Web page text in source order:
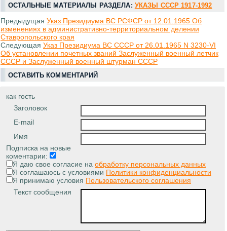
ОСТАЛЬНЫЕ МАТЕРИАЛЫ РАЗДЕЛА: УКАЗЫ СССР 1917-1992
Предыдущая Указ Президиума ВС РСФСР от 12.01.1965 Об
изменениях в административно-территориальном делении
Ставропольского края
Следующая Указ Президиума ВС СССР от 26.01.1965 N 3230-VI
Об установлении почетных званий Заслуженный военный летчик
СССР и Заслуженный военный штурман СССР
ОСТАВИТЬ КОММЕНТАРИЙ
как гость
Заголовок
E-mail
Имя
Подписка на новые
коментарии:
Я даю свое согласие на обработку персональных данных
Я соглашаюсь с условиями Политики конфиденциальности
Я принимаю условия Пользовательского соглашения
Текст сообщения